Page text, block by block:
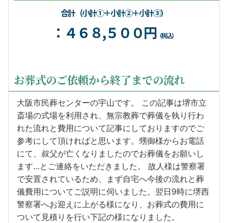
合計（小計①＋小計②＋小計③）
：４６８,５００円 （税込）
お葬式のご依頼から終了までの流れ
大阪市民葬センターの宇山です。 この記事は堺市立
斎場の式場を利用され、無宗教葬で葬儀を執り行わ
れた流れと費用について記事にしておりますのでご
参考にして頂ければと思います。甥御様からお電話
にて、叔父が亡くなりましたのでお葬儀をお願いし
ます…とご連絡をいただきました。 故人様は警察署
で安置されているため、まず自宅へ今後の流れと葬
儀費用についてご説明に伺いました。翌日9時に堺西
警察署へお迎えに上がる様になり、お葬式の費用に
ついて見積りを行い下記の様になりました。